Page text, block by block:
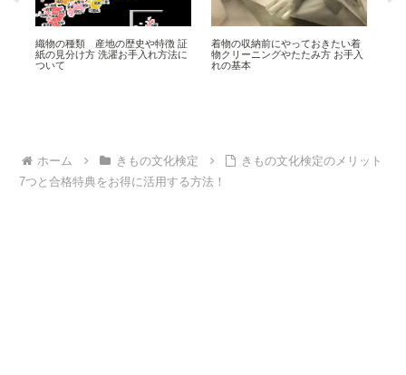
織物の種類 産地の歴史や特徴 証
紙の見分け方 洗濯お手入れ方法に
ついて
着物の収納前にやっておきたい着
物クリーニングやたたみ方 お手入
れの基本
ホーム きもの文化検定
きもの文化検定のメリット
7つと合格特典をお得に活用する方法！